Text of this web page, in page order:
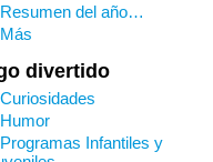
Resumen del año…
Más
divertido
Curiosidades
Humor
Programas Infantiles y